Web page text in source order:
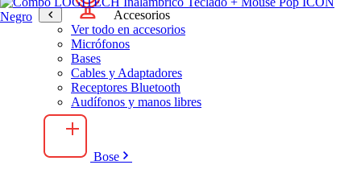
Accesorios
Ver todo en accesorios
Micrófonos
Bases
Cables y Adaptadores
Receptores Bluetooth
Audífonos y manos libres
Bose